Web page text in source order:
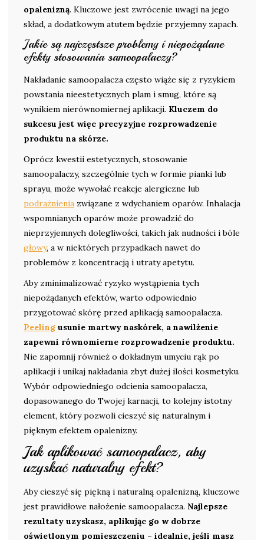
opalenizną. Kluczowe jest zwrócenie uwagi na jego
skład, a dodatkowym atutem będzie przyjemny zapach.
Jakie są najczęstsze problemy i niepożądane
efekty stosowania samoopalaczy?
Nakładanie samoopalacza często wiąże się z ryzykiem
powstania nieestetycznych plam i smug, które są
wynikiem nierównomiernej aplikacji. Kluczem do
sukcesu jest więc precyzyjne rozprowadzenie
produktu na skórze.
Oprócz kwestii estetycznych, stosowanie
samoopalaczy, szczególnie tych w formie pianki lub
sprayu, może wywołać reakcje alergiczne lub
podrażnienia związane z wdychaniem oparów. Inhalacja
wspomnianych oparów może prowadzić do
nieprzyjemnych dolegliwości, takich jak nudności i bóle
głowy, a w niektórych przypadkach nawet do
problemów z koncentracją i utraty apetytu.
Aby zminimalizować ryzyko wystąpienia tych
niepożądanych efektów, warto odpowiednio
przygotować skórę przed aplikacją samoopalacza.
Peeling usunie martwy naskórek, a nawilżenie
zapewni równomierne rozprowadzenie produktu.
Nie zapomnij również o dokładnym umyciu rąk po
aplikacji i unikaj nakładania zbyt dużej ilości kosmetyku.
Wybór odpowiedniego odcienia samoopalacza,
dopasowanego do Twojej karnacji, to kolejny istotny
element, który pozwoli cieszyć się naturalnym i
pięknym efektem opalenizny.
Jak aplikować samoopalacz, aby
uzyskać naturalny efekt?
Aby cieszyć się piękną i naturalną opalenizną, kluczowe
jest prawidłowe nałożenie samoopalacza. Najlepsze
rezultaty uzyskasz, aplikując go w dobrze
oświetlonym pomieszczeniu – idealnie, jeśli masz